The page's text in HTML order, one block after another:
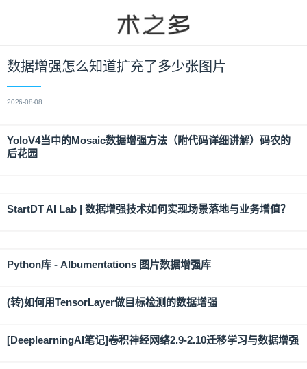
数据增强怎么知道扩充了多少张图片
2026-08-08
YoloV4当中的Mosaic数据增强方法（附代码详细讲解）码农的
后花园
StartDT AI Lab | 数据增强技术如何实现场景落地与业务增值？
Python库 - Albumentations 图片数据增强库
(转)如何用TensorLayer做目标检测的数据增强
[DeeplearningAI笔记]卷积神经网络2.9-2.10迁移学习与数据增强